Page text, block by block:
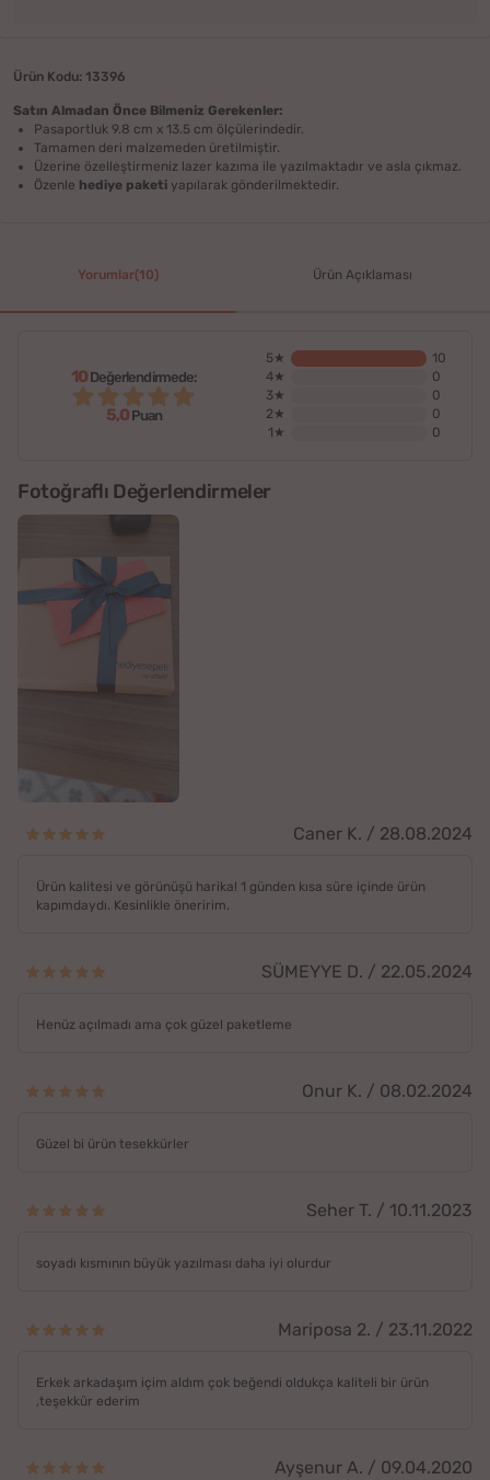
Ürün Kodu: 13396
Satın Almadan Önce Bilmeniz Gerekenler:
Pasaportluk 9.8 cm x 13.5 cm ölçülerindedir.
Tamamen deri malzemeden üretilmiştir.
Üzerine özelleştirmeniz lazer kazıma ile yazılmaktadır ve asla çıkmaz.
Özenle hediye paketi yapılarak gönderilmektedir.
Yorumlar(10) Ürün Açıklaması
10Değerlendirmede:
5,0Puan
5★
10
4★
0
3★
0
2★
0
1★
0
Fotoğraflı Değerlendirmeler
Caner K. / 28.08.2024
Ürün kalitesi ve görünüşü harika! 1 günden kısa süre içinde ürün
kapımdaydı. Kesinlikle öneririm.
SÜMEYYE D. / 22.05.2024
Henüz açılmadı ama çok güzel paketleme
Onur K. / 08.02.2024
Güzel bi ürün tesekkürler
Seher T. / 10.11.2023
soyadı kısmının büyük yazılması daha iyi olurdur
Mariposa 2. / 23.11.2022
Erkek arkadaşım içim aldım çok beğendi oldukça kaliteli bir ürün
,teşekkür ederim
Ayşenur A. / 09.04.2020